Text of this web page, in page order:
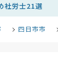
社労士21選
四日市市